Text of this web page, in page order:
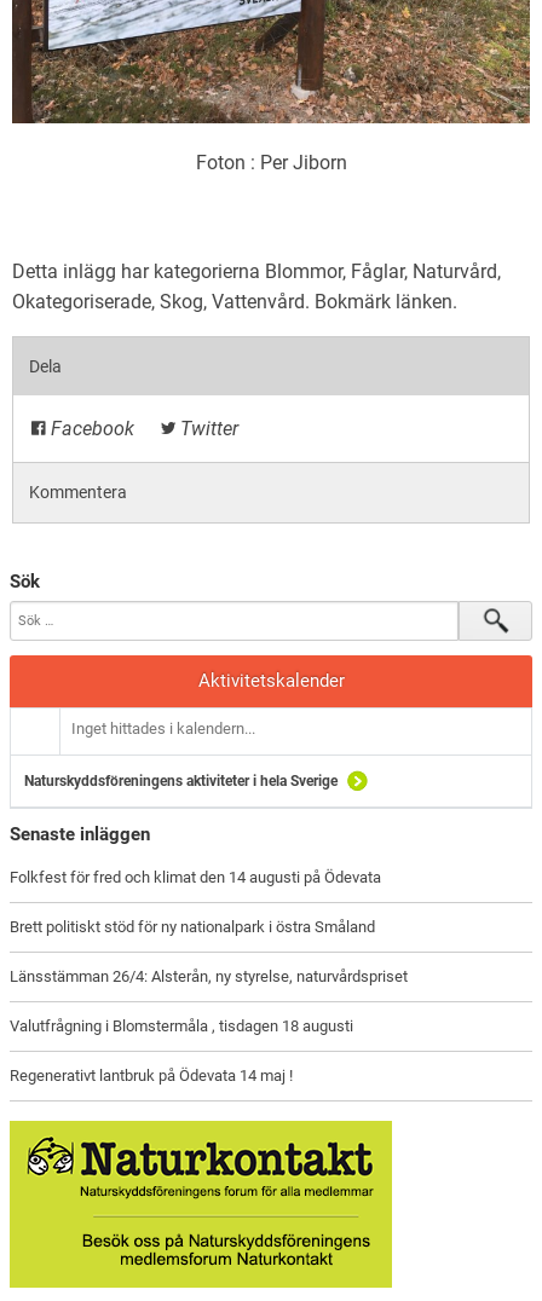
Foton : Per Jiborn
Detta inlägg har kategorierna Blommor, Fåglar, Naturvård,
Okategoriserade, Skog, Vattenvård. Bokmärk länken.
Dela
Facebook Twitter
Kommentera
Sök
Aktivitetskalender
Inget hittades i kalendern...
Naturskyddsföreningens aktiviteter i hela Sverige
Senaste inläggen
Folkfest för fred och klimat den 14 augusti på Ödevata
Brett politiskt stöd för ny nationalpark i östra Småland
Länsstämman 26/4: Alsterån, ny styrelse, naturvårdspriset
Valutfrågning i Blomstermåla , tisdagen 18 augusti
Regenerativt lantbruk på Ödevata 14 maj !